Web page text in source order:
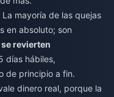
mayoría de las quejas
en absoluto; son
revierten
días hábiles,
de principio a fin.
dinero real, porque la